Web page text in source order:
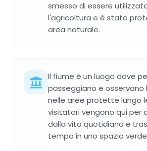
smesso di essere
l'agricoltura e è stato
area naturale.
Il fiume è un luogo dove
passeggiano e osservano
nelle aree protette lungo
visitatori vengono qui per
dalla vita quotidiana e
tempo in uno spazio